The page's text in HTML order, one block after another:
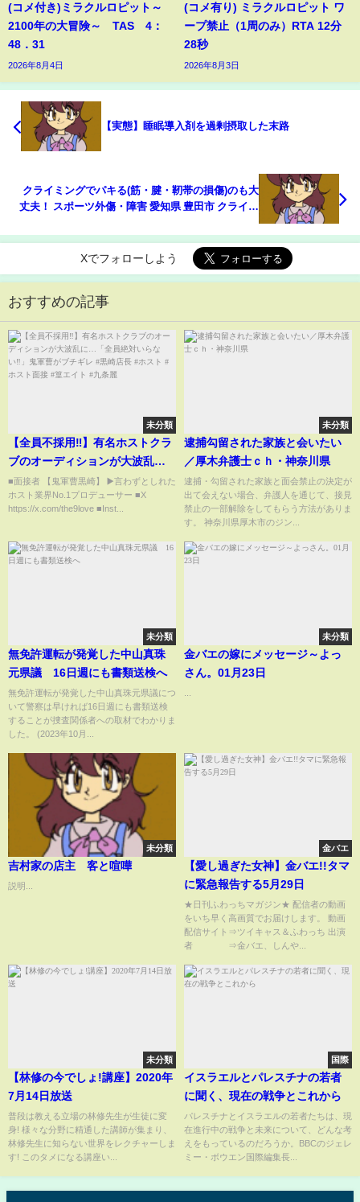
(コメ付き)ミラクルロピット～
2100年の大冒険～ TAS 4：
48．31
2026年8月4日
(コメ有り) ミラクルロピット ワ
ープ禁止（1周のみ）RTA 12分
28秒
2026年8月3日
【実態】睡眠導入剤を過剰摂取した末路
クライミングでパキる(筋・腱・靭帯の損傷)のも大
丈夫！ スポーツ外傷・障害 愛知県 豊田市 クライミ
Xでフォローしよう
おすすめの記事
未分類
【全員不採用‼️】有名ホストクラ
ブのオーディションが大波乱
に…「全員絶対いらない‼️」鬼軍
曹がブチギレ #黒崎店長 #ホスト
#ホスト面接 #篁エイト #九条麗
■面接者 【鬼軍曹黒崎】 ▶️言わずとしれた
ホスト業界No.1プロデューサー ■X
https://x.com/the9love ■Inst...
未分類
逮捕勾留された家族と会いたい
／厚木弁護士ｃｈ・神奈川県
逮捕・勾留された家族と面会禁止の決定が
出て会えない場合、弁護人を通じて、接見
禁止の一部解除をしてもらう方法がありま
す。 神奈川県厚木市のジン...
未分類
無免許運転が発覚した中山真珠
元県議 16日週にも書類送検へ
無免許運転が発覚した中山真珠元県議につ
いて警察は早ければ16日週にも書類送検
することが捜査関係者への取材でわかりま
した。 (2023年10月...
未分類
金バエの嫁にメッセージ～よっ
さん。01月23日
未分類
吉村家の店主 客と喧嘩
説明...
金バエ
【愛し過ぎた女神】金バエ!!タマ
に緊急報告する5月29日
★日刊ふわっちマガジン★ 配信者の動画
をいち早く高画質でお届けします。 動画
配信サイト⇒ツイキャス＆ふわっち 出演
者 ⇒金バエ、しんや...
未分類
【林修の今でしょ!講座】2020年
7月14日放送
普段は教える立場の林修先生が生徒に変
身! 様々な分野に精通した講師が集まり、
林修先生に知らない世界をレクチャーしま
す! このタメになる講座い...
国際
イスラエルとパレスチナの若者
に聞く、現在の戦争とこれから
パレスチナとイスラエルの若者たちは、現
在進行中の戦争と未来について、どんな考
えをもっているのだろうか。BBCのジェレ
ミー・ボウエン国際編集長...